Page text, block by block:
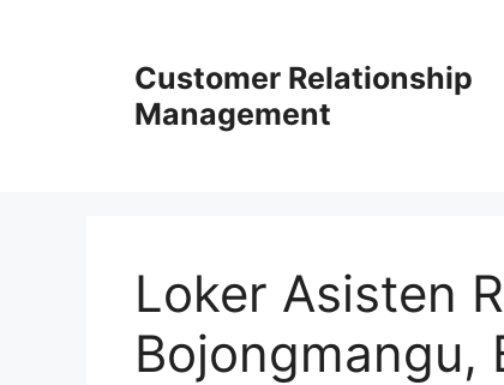
Customer Relationship
Management
Loker Asisten
Bojongmangu,